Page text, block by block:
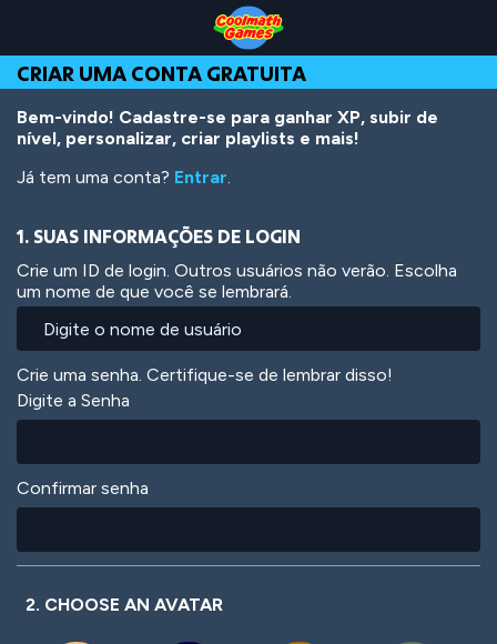
Top
of
Page
Navigation
Main
Content
Footer
o
conteúdo
principal
CRIAR UMA CONTA GRATUITA
Bem-vindo! Cadastre-se para ganhar XP, subir de
nível, personalizar, criar playlists e mais!
Já tem uma conta? Entrar.
1. SUAS INFORMAÇÕES DE LOGIN
Crie um ID de login. Outros usuários não verão. Escolha
um nome de que você se lembrará.
Crie uma senha. Certifique-se de lembrar disso!
Digite a Senha
Confirmar senha
2. CHOOSE AN AVATAR